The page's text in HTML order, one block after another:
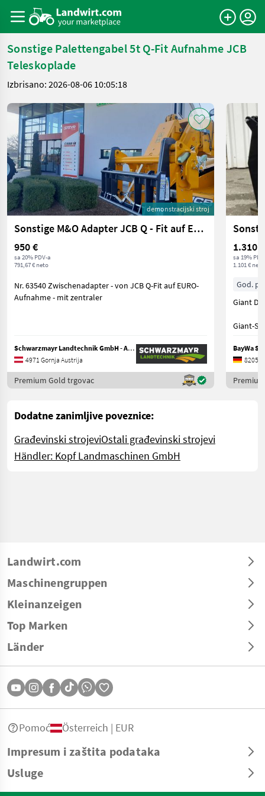
Sonstige Palettengabel 5t Q-Fit Aufnahme JCB
Teleskoplade
Izbrisano: 2026-08-06 10:05:18
demonstracijski stroj
Sonstige M&O Adapter JCB Q - Fit auf EURO
950 €
sa 20% PDV-a
791,67 € neto
Nr. 63540 Zwischenadapter - von JCB Q-Fit auf EURO-
Aufnahme - mit zentraler
Schwarzmayr Landtechnik GmbH - Aurolzmünster
4971 Gornja Austrija
Premium Gold trgovac
sa 19%
1.101 € neto
God.
Giant
Giant-
BayWa
82054
Dodatne zanimljive poveznice:
Građevinski strojeviOstali građevinski strojevi
Händler: Kopf Landmaschinen GmbH
Landwirt.com
Maschinengruppen
Kleinanzeigen
Top Marken
Länder
Impresum i zaštita podataka
Usluge
Pomoć Österreich | EUR